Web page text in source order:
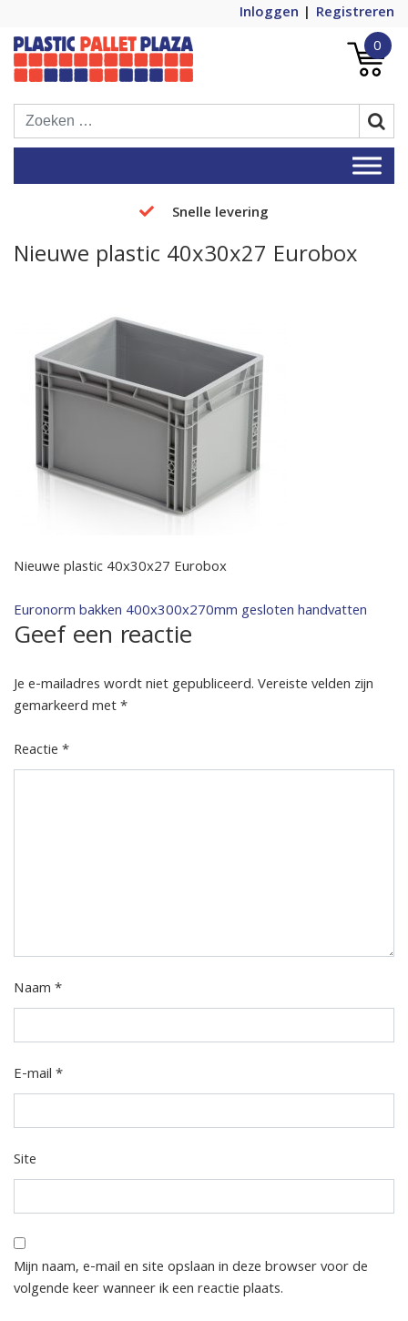
Inloggen
Registreren
Plastic Pallet Plaza
Plastic Pallets Plaza, de nummer 1 in
Europa!
0
Snelle levering
Nieuwe plastic 40x30x27 Eurobox
Nieuwe plastic 40x30x27 Eurobox
Bericht
navigatie
Euronorm bakken 400x300x270mm gesloten handvatten
Geef een reactie
Je e-mailadres wordt niet gepubliceerd.Vereiste velden zijn
gemarkeerd met*
Reactie*
Naam*
E-mail*
Site
Mijn naam, e-mail en site opslaan in deze browser voor de
volgende keer wanneer ik een reactie plaats.